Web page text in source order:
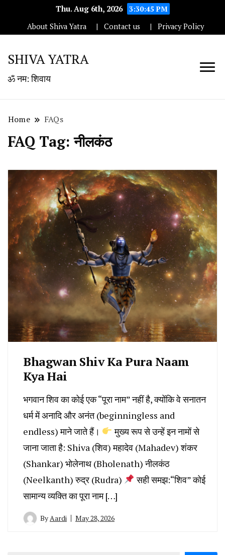
Thu. Aug 6th, 2026
3:30:45 PM
About Shiva Yatra
Contact us Privacy Policy
SHIVA YATRA
ॐ नम: शिवाय
Home FAQs
FAQ Tag:नीलकंठ
Bhagwan Shiv Ka Pura Naam
Kya Hai
भगवान शिव का कोई एक “पूरा नाम” नहीं है, क्योंकि वे सनातन
धर्म में अनादि और अनंत (beginningless and
endless) माने जाते हैं।
मुख्य रूप से उन्हें इन नामों से
जाना जाता है: Shiva (शिव) महादेव (Mahadev) शंकर
(Shankar) भोलेनाथ (Bholenath) नीलकंठ
(Neelkanth) रुद्र (Rudra)
सही समझ:“शिव” कोई
सामान्य व्यक्ति का पूरा नाम […]
By Aardi May 28, 2026